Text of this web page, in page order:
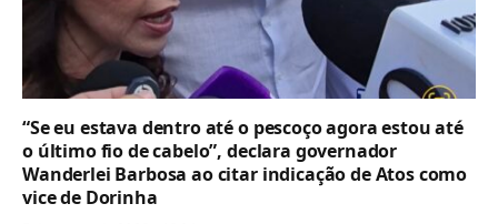
“Se eu estava dentro até o pescoço agora estou até
o último fio de cabelo”, declara governador
Wanderlei Barbosa ao citar indicação de Atos como
vice de Dorinha